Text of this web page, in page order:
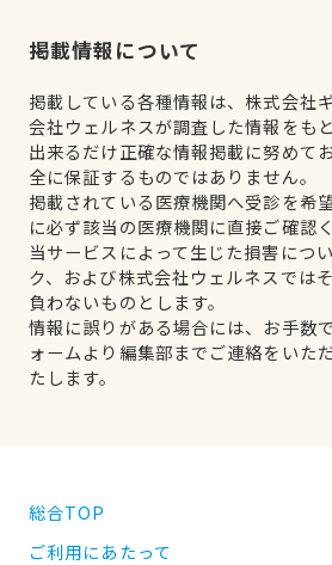
掲載情報について
掲載している各種情報は、株式会社
会社ウェルネスが調査した情報をも
出来るだけ正確な情報掲載に努めて
全に保証するものではありません。
掲載されている医療機関へ受診を希
に必ず該当の医療機関に直接ご確認く
当サービスによって生じた損害につ
ク、および株式会社ウェルネスでは
負わないものとします。
情報に誤りがある場合には、お手数
ォームより編集部までご連絡をいた
たします。
総合TOP
ご利用にあたって